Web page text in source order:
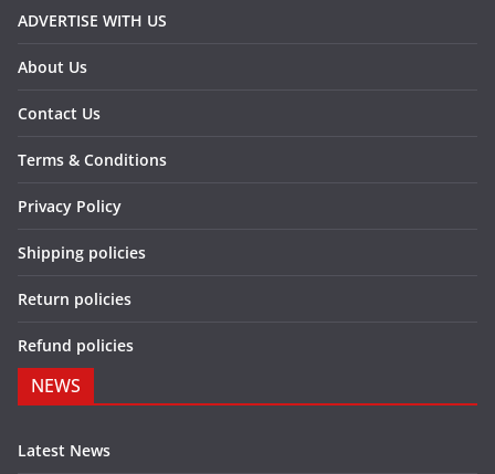
ADVERTISE WITH US
About Us
Contact Us
Terms & Conditions
Privacy Policy
Shipping policies
Return policies
Refund policies
NEWS
Latest News